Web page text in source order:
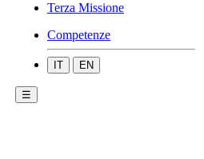
Terza Missione
Competenze
IT EN
☰